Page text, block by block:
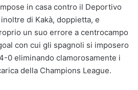
in casa contro il Deportivo
di Kakà, doppietta, e
un suo errore a centrocampo
con cui gli spagnoli si imposero
0 eliminando clamorosamente i
della Champions League.